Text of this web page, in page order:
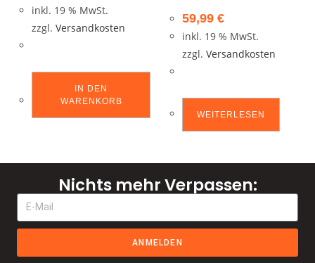
inkl. 19 % MwSt.
zzgl. Versandkosten
IN DEN
WARENKORB
59,99 €
inkl. 19 % MwSt.
zzgl. Versandkosten
WEITERLESEN
Nichts mehr Verpassen:
ANMELDEN